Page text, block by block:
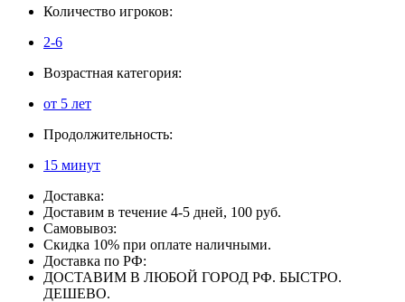
Количество игроков:
2-6
Возрастная категория:
от 5 лет
Продолжительность:
15 минут
Доставка:
Доставим в течение 4-5 дней, 100 руб.
Самовывоз:
Скидка 10% при оплате наличными.
Доставка по РФ:
ДОСТАВИМ В ЛЮБОЙ ГОРОД РФ. БЫСТРО.
ДЕШЕВО.